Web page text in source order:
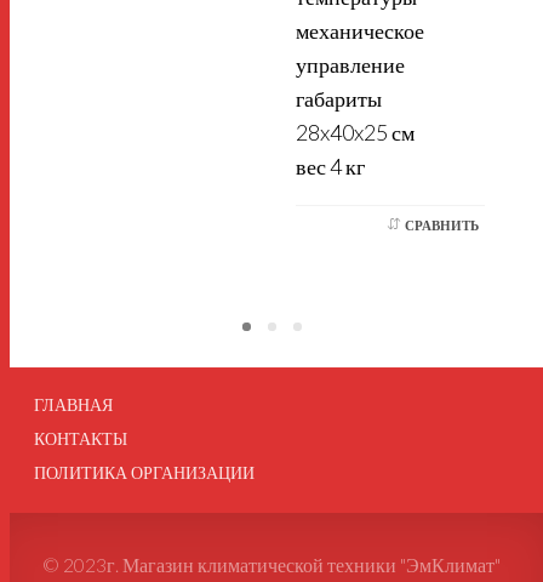
механическое
управление
габариты
28x40x25 см
вес 4 кг
СРАВНИТЬ
ГЛАВНАЯ
КОНТАКТЫ
ПОЛИТИКА ОРГАНИЗАЦИИ
© 2023г. Магазин климатической техники "ЭмКлимат"